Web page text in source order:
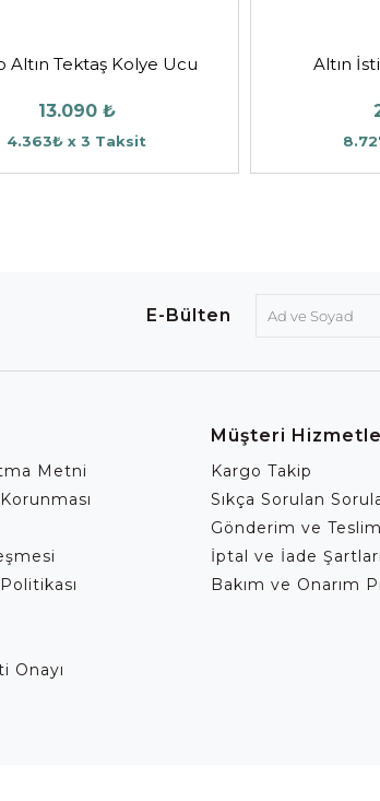
Altın Tektaş Kolye Ucu
13.090 ₺
4.363₺ x 3 Taksit
Altın
E-Bülten
Metni
Onayı
Müşteri
Kargo Takip
Sıkça Sorulan
Gönderim ve
İptal ve İade Şartları
Bakım ve Onarım